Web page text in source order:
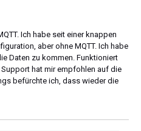
Ich habe seit einer knappen
aber ohne MQTT. Ich habe
Daten zu kommen. Funktioniert
hat mir empfohlen auf die
befürchte ich, dass wieder die